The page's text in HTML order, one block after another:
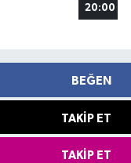
20:00
BEĞEN
TAKIP ET
TAKIP ET